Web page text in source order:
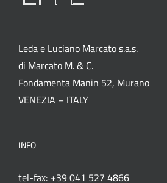
Leda e Luciano Marcato s.a.s.
di Marcato M. & C.
Fondamenta Manin 52, Murano
VENEZIA – ITALY
INFO
tel-fax: +39 041 527 4866